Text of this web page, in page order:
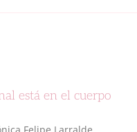
está en el cuerpo